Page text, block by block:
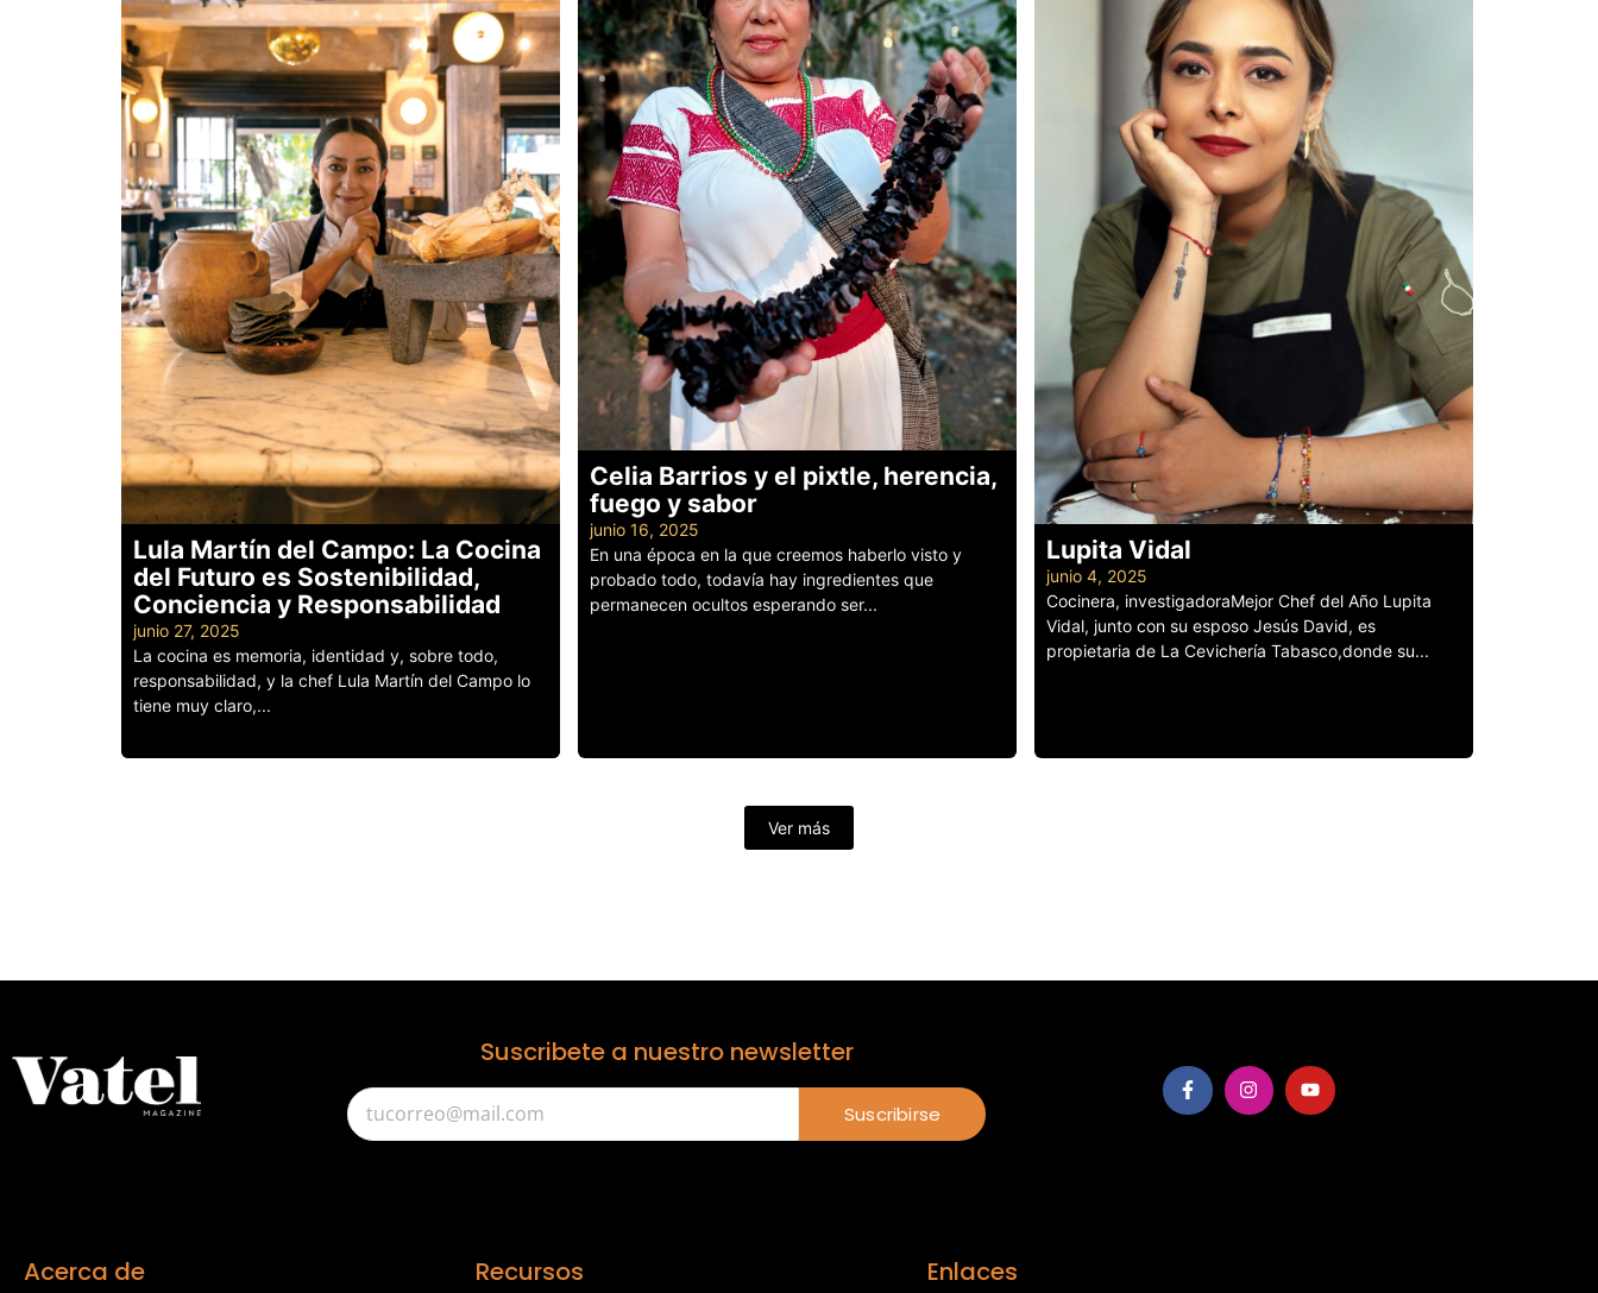
Lula Martín del Campo: La Cocina
del Futuro es Sostenibilidad,
Conciencia y Responsabilidad
junio 27, 2025
La cocina es memoria, identidad y, sobre todo,
responsabilidad, y la chef Lula Martín del Campo lo
tiene muy claro,...
Celia Barrios y el pixtle, herencia,
fuego y sabor
junio 16, 2025
En una época en la que creemos haberlo visto y
probado todo, todavía hay ingredientes que
permanecen ocultos esperando ser...
Lupita Vidal
junio 4, 2025
Cocinera, investigadoraMejor Chef del Año Lupita
Vidal, junto con su esposo Jesús David, es
propietaria de La Cevichería Tabasco,donde su...
Ver más
Suscribete a nuestro newsletter
Suscribirse
Acerca de Recursos Enlaces